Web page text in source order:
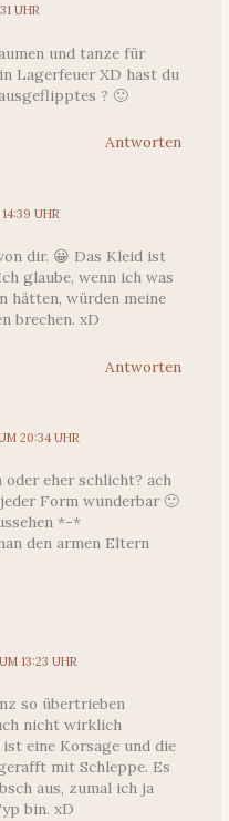
UHR
und tanze für
Lagerfeuer XD hast du
? 🙂
Antworten
UHR
dir. 😀 Das Kleid ist
glaube, wenn ich was
hätten, würden meine
brechen. xD
Antworten
20:34 UHR
eher schlicht? ach
Form wunderbar 🙂
*-*
den armen Eltern
13:23 UHR
so übertrieben
nicht wirklich
eine Korsage und die
mit Schleppe. Es
aus, zumal ich ja
bin. xD